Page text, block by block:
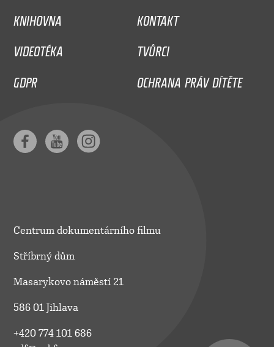
KNIHOVNA
KONTAKT
VIDEOTÉKA
TVŮRCI
GDPR
OCHRANA PRÁV DÍTĚTE
Centrum dokumentárního filmu
Stříbrný dům
Masarykovo náměstí 21
586 01 Jihlava
+420 774 101 686